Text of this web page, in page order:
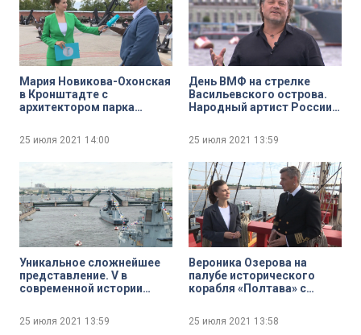
Мария Новикова-Охонская
в Кронштадте с
архитектором парка
25 июля 2021 14:00
День ВМФ на стрелке
Васильевского острова.
Народный артист России
25 июля 2021 13:59
Уникальное сложнейшее
представление. V в
современной истории
акватории Невы
25 июля 2021 13:59
Вероника Озерова на
палубе исторического
корабля «Полтава» с
25 июля 2021 13:58